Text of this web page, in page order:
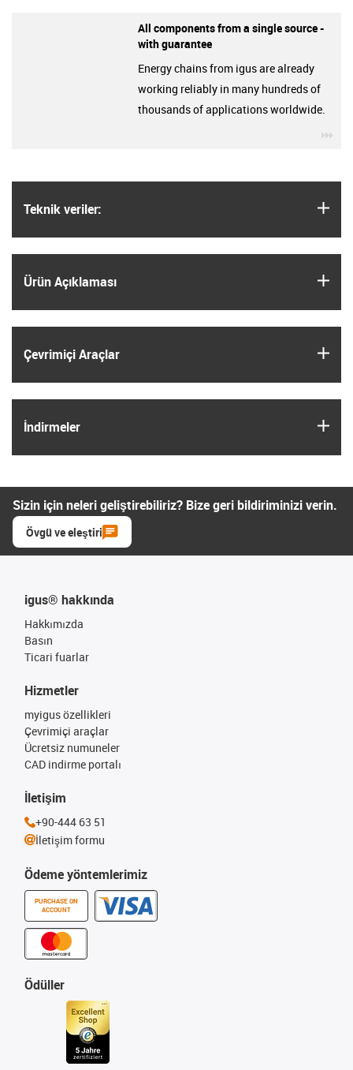
Teknik veriler:
Ürün Açıklaması
Çevrimiçi Araçlar
İndirmeler
All components from a single source -
with guarantee
Energy chains from igus are already
working reliably in many hundreds of
thousands of applications worldwide.
Sizin için neleri geliştirebiliriz? Bize geri bildiriminizi verin.
Övgü ve eleştiri
igus® hakkında
Hakkımızda
Basın
Ticari fuarlar
Ödeme yöntemlerimiz
PURCHASE ON
ACCOUNT
Hizmetler
myigus özellikleri
Çevrimiçi araçlar
Ücretsiz numuneler
CAD indirme portalı
Ödüller
İletişim
+90-444 63 51
İletişim formu